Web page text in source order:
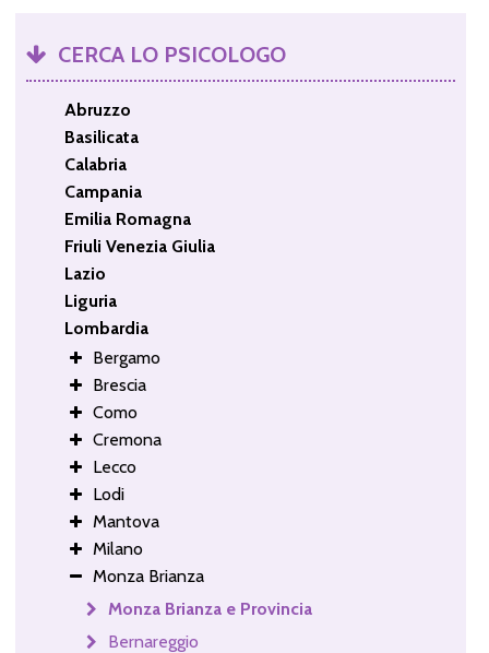
CERCA LO PSICOLOGO
Abruzzo
Basilicata
Calabria
Campania
Emilia Romagna
Friuli Venezia Giulia
Lazio
Liguria
Lombardia
Bergamo
Brescia
Como
Cremona
Lecco
Lodi
Mantova
Milano
Monza Brianza
Monza Brianza e Provincia
Bernareggio